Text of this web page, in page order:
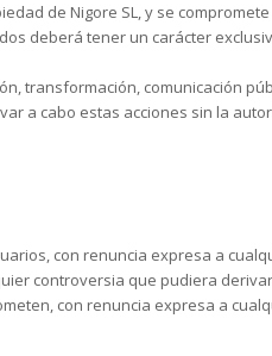
de Nigore SL, y se
deberá tener un carácter
transformación, comunicación
a cabo estas acciones sin la
con renuncia expresa a
controversia que pudiera
con renuncia expresa a